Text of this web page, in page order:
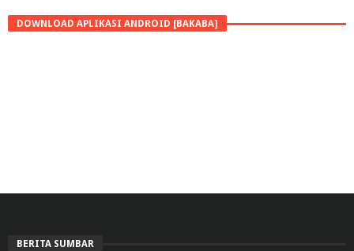
DOWNLOAD APLIKASI ANDROID [BAKABA]
BERITA SUMBAR